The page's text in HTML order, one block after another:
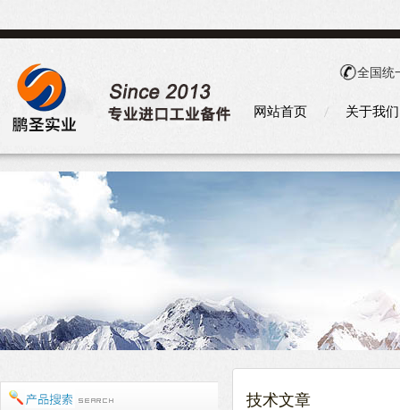
全国统
网站首页 关于我们
技术文章